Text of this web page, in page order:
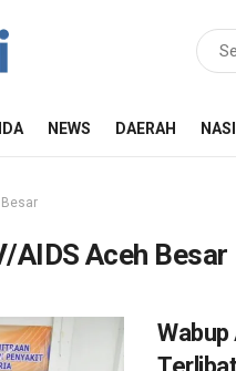
NEWS DAERAH
AIDS Aceh Besar